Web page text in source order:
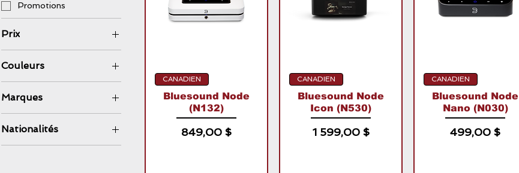
Promotions
Prix
499 $CA 2 599 $CA
Couleurs
Marques
Bluesound
Nationalités
Canadien
CANADIEN
Bluesound Node
(N132)
Prix
849,00 $
CANADIEN
Bluesound Node
Icon (N530)
Prix
1 599,00 $
CANADIEN
Bluesound Node
Nano (N030)
Prix
499,00 $